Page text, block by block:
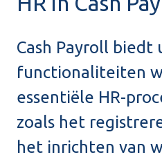
Cash Payroll biedt
functionaliteiten
essentiële HR-
zoals het
het inrichten van